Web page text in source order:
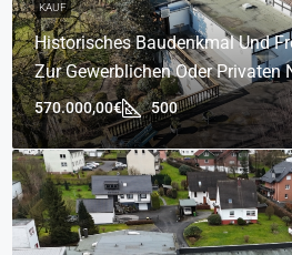
KAUF
Historisches Baudenkmal Und
Zur Gewerblichen Oder Privaten
570.000,00€ 500